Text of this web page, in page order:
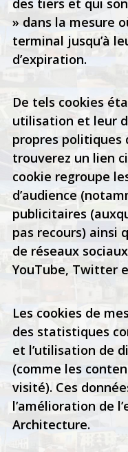
des tiers et qui
» dans la mesure
terminal jusqu’à
d’expiration.
De tels cookies
utilisation et leur
propres
trouverez un lien
cookie regroupe
d’audience
publicitaires
pas recours) ainsi
de réseaux
YouTube, Twitter
Les cookies de
des statistiques
et l’utilisation de
(comme les
visité). Ces
l’amélioration de
Architecture.